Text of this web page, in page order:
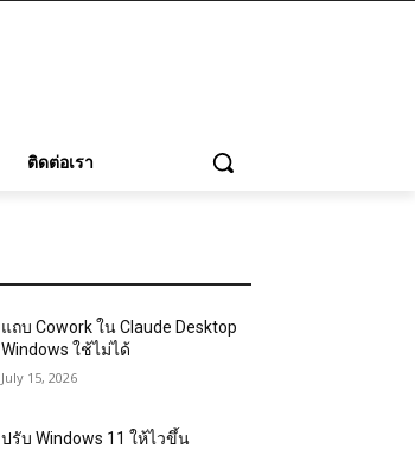
ติดต่อเรา
แถบ Cowork ใน Claude Desktop
Windows ใช้ไม่ได้
July 15, 2026
ปรับ Windows 11 ให้ไวขึ้น